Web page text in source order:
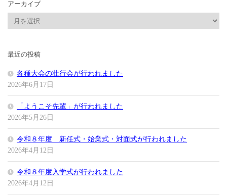
アーカイブ
ー
イ
最近の投稿
各種大会の壮行会が行われました
2026年6月17日
「ようこそ先輩」が行われました
2026年5月26日
令和８年度 新任式・始業式・対面式が行われました
2026年4月12日
令和８年度入学式が行われました
2026年4月12日